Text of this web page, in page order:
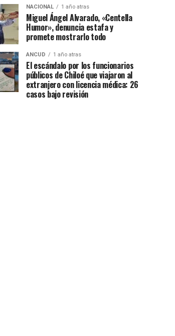
NACIONAL 1 año atras
Miguel Ángel Alvarado, «Centella
Humor», denuncia estafa y
promete mostrarlo todo
ANCUD 1 año atras
El escándalo por los funcionarios
públicos de Chiloé que viajaron al
extranjero con licencia médica: 26
casos bajo revisión